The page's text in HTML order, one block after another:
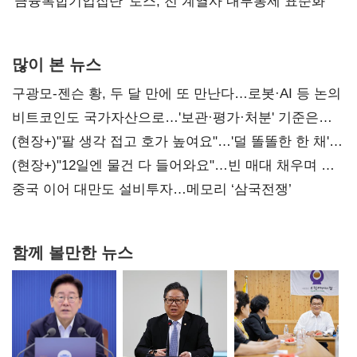
많이 본 뉴스
구광모-젠슨 황, 두 달 만에 또 만난다…로봇·AI 등 논의
비트코인도 국가자산으로…'보관·평가·처분' 기준은
숙제
(현장+)"팔 생각 접고 호가 높여요"…'덜 똘똘한 한 채'
20억 키맞추기
(현장+)"12일엔 물건 다 들어와요"…빈 매대 채우며 문
연 홈플러스
중국 이어 대만도 설비투자…메모리 ‘삼국전쟁’
함께 볼만한 뉴스